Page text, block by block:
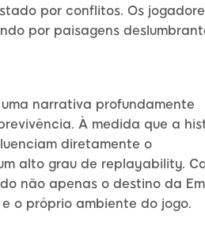
por conflitos. Os
por paisagens
narrativa profundamente
À medida que a
diretamente o
alto grau de replayability.
não apenas o destino da
o próprio ambiente do jogo.